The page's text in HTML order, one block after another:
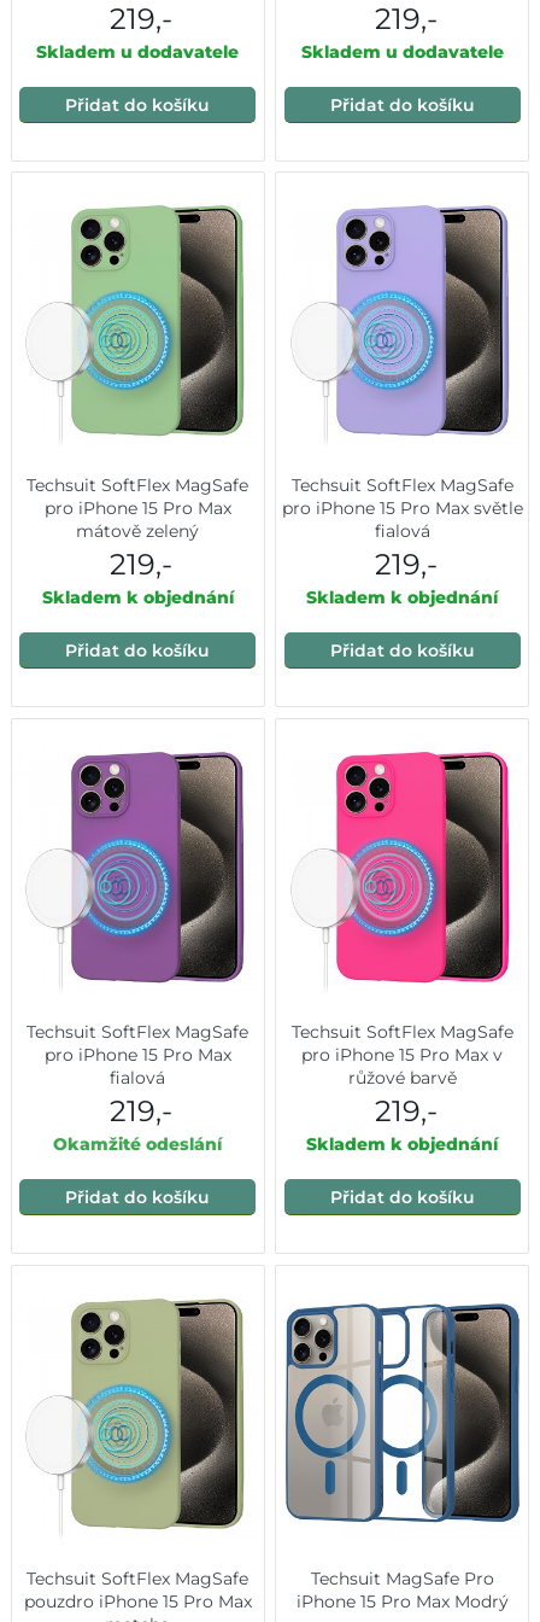
219,-
Skladem u dodavatele
Přidat do košíku
219,-
Skladem u dodavatele
Přidat do košíku
Techsuit SoftFlex MagSafe
pro iPhone 15 Pro Max
mátově zelený
219,-
Skladem k objednání
Přidat do košíku
Techsuit SoftFlex MagSafe
pro iPhone 15 Pro Max světle
fialová
219,-
Skladem k objednání
Přidat do košíku
Techsuit SoftFlex MagSafe
pro iPhone 15 Pro Max
fialová
219,-
Okamžité odeslání
Přidat do košíku
Techsuit SoftFlex MagSafe
pro iPhone 15 Pro Max v
růžové barvě
219,-
Skladem k objednání
Přidat do košíku
Techsuit SoftFlex MagSafe
pouzdro iPhone 15 Pro Max
Techsuit MagSafe Pro
iPhone 15 Pro Max Modrý